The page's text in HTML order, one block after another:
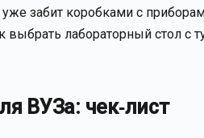
уже забит коробками с
выбрать лабораторный стол с
ВУЗа: чек‑лист